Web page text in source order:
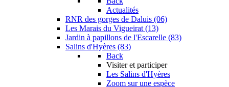
Actualités
RNR des gorges de Daluis (06)
Les Marais du Vigueirat (13)
Jardin à papillons de l'Escarelle (83)
Salins d'Hyères (83)
Back
Visiter et participer
Les Salins d'Hyères
Zoom sur une espèce